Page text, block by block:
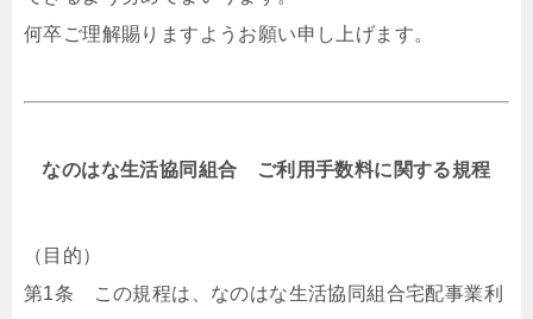
何卒ご理解賜りますようお願い申し上げます。
なのはな生活協同組合 ご利用手数料に関する規程
（目的）
第1条 この規程は、なのはな生活協同組合宅配事業利